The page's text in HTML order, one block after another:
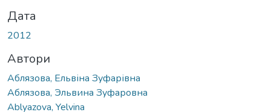
Дата
2012
Автори
Аблязова, Ельвіна Зуфарівна
Аблязова, Эльвина Зуфаровна
Ablyazova, Yelvina